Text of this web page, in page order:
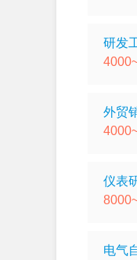
研发
外贸
仪表
电气